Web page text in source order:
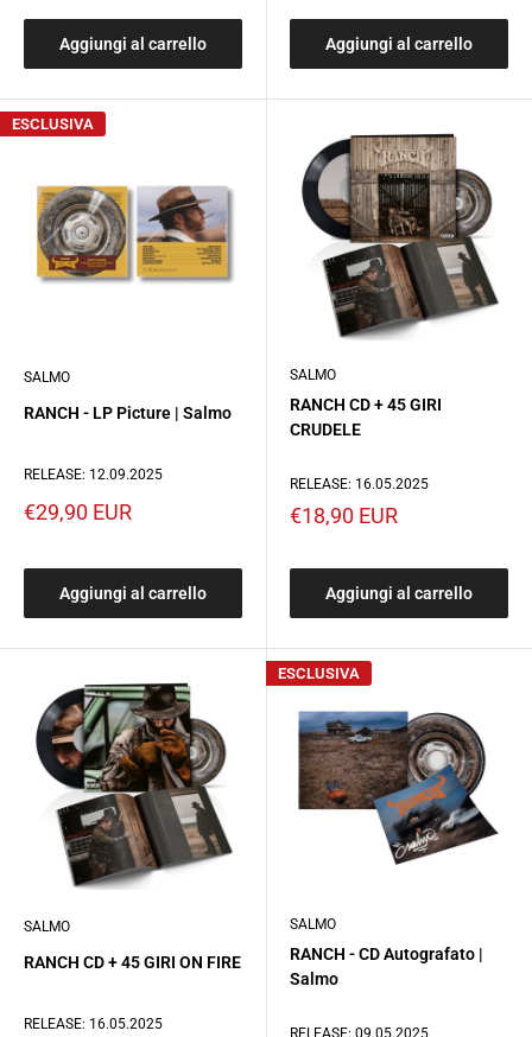
Aggiungi al carrello Aggiungi al carrello
ESCLUSIVA
SALMO
RANCH - LP Picture | Salmo
RELEASE: 12.09.2025
Prezzo
€29,90 EUR
Aggiungi al carrello
SALMO
RANCH CD + 45 GIRI
CRUDELE
RELEASE: 16.05.2025
Prezzo
€18,90 EUR
Aggiungi al carrello
SALMO
RANCH CD + 45 GIRI ON FIRE
RELEASE: 16.05.2025
ESCLUSIVA
SALMO
RANCH - CD Autografato |
Salmo
RELEASE: 09.05.2025